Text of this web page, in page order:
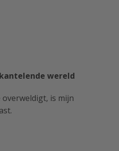
wereld
is mijn